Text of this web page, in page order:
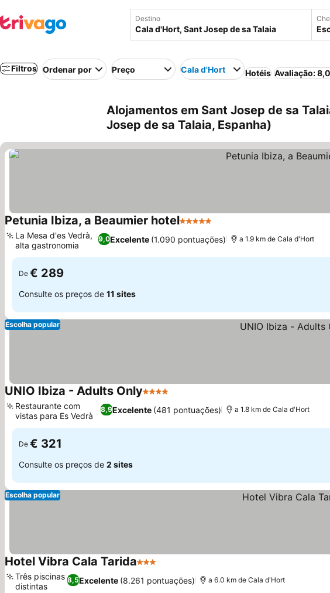
Destino
Filtros Ordenar por Preço Cala d'Hort Hotéis Avaliação:
Alojamentos em Sant Josep de sa
Josep de sa Talaia, Espanha)
Petunia Ibiza, a Beaumier hotel5 Estrelas
9,0Excelente (1.090 pontuações)
La Mesa d'es Vedrà,
alta gastronomia
a 1.9 km de Cala d'Hort
De € 289
Consulte os preços de 11 sites
Escolha popular
UNIO Ibiza - Adults Only4 Estrelas
8,9Excelente (481 pontuações)
Restaurante com
vistas para Es Vedrà
a 1.8 km de Cala d'Hort
De € 321
Consulte os preços de 2 sites
Escolha popular
Hotel Vibra Cala Tarida3 Estrelas
8,5Excelente (8.261 pontuações)
Três piscinas
distintas
a 6.0 km de Cala d'Hort